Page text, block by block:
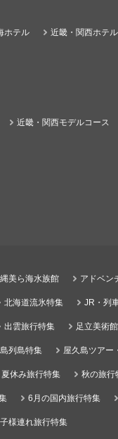
ホテル 近畿・関西ホテル
近畿・関西モデルコース
美ら海水族館 アドベン
北海道流氷特集 JR・列
出雲旅行特集 足立美術
列島特集 屋久島ツアー
夏休み旅行特集 秋の旅行
6月の国内旅行特集
様連れ旅行特集